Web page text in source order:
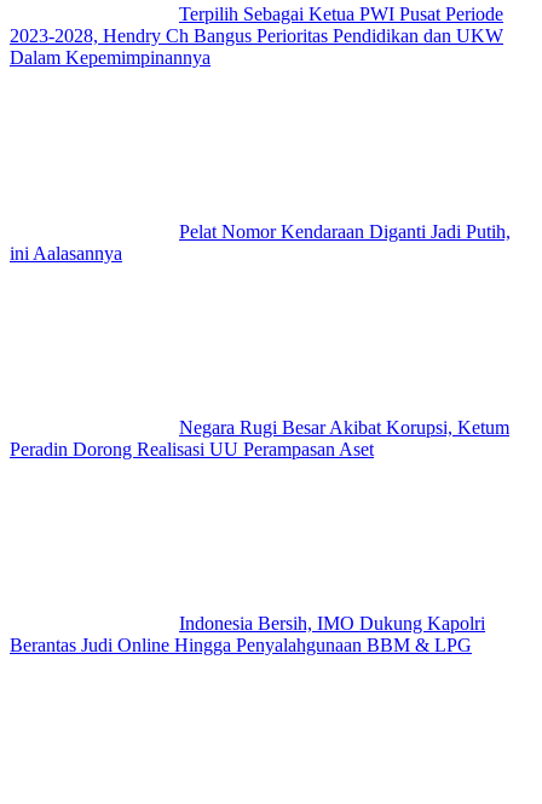
Terpilih Sebagai Ketua PWI Pusat Periode
2023-2028, Hendry Ch Bangus Perioritas Pendidikan dan UKW
Dalam Kepemimpinannya
Pelat Nomor Kendaraan Diganti Jadi Putih,
ini Aalasannya
Negara Rugi Besar Akibat Korupsi, Ketum
Peradin Dorong Realisasi UU Perampasan Aset
Indonesia Bersih, IMO Dukung Kapolri
Berantas Judi Online Hingga Penyalahgunaan BBM & LPG